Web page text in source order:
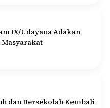
IX/Udayana Adakan
dan Bersekolah Kembali